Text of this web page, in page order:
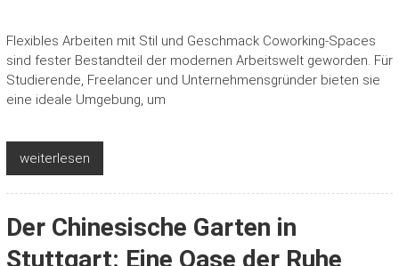
Flexibles Arbeiten mit Stil und Geschmack Coworking-Spaces
sind fester Bestandteil der modernen Arbeitswelt geworden. Für
Studierende, Freelancer und Unternehmensgründer bieten sie
eine ideale Umgebung, um
weiterlesen
Der Chinesische Garten in
Stuttgart: Eine Oase der Ruhe